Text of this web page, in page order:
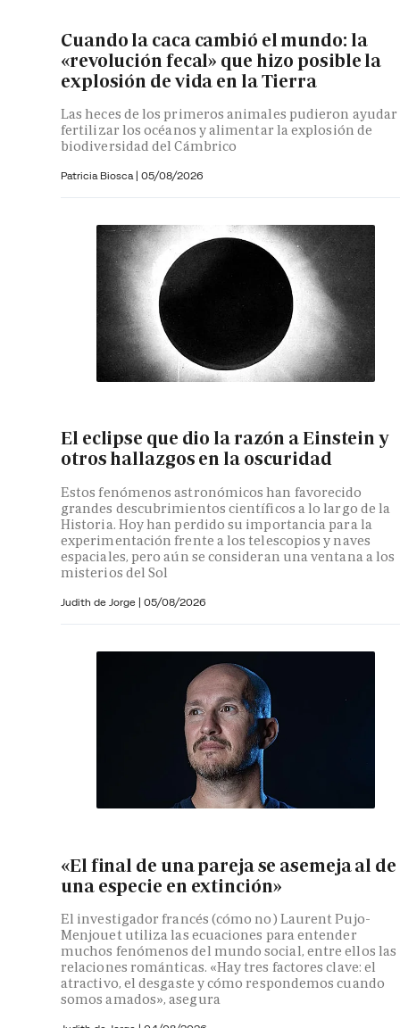
Cuando la caca cambió el mundo: la
«revolución fecal» que hizo posible la
explosión de vida en la Tierra
Las heces de los primeros animales pudieron ayudar
fertilizar los océanos y alimentar la explosión de
biodiversidad del Cámbrico
Patricia Biosca | 05/08/2026
El eclipse que dio la razón a Einstein y
otros hallazgos en la oscuridad
Estos fenómenos astronómicos han favorecido
grandes descubrimientos científicos a lo largo de la
Historia. Hoy han perdido su importancia para la
experimentación frente a los telescopios y naves
espaciales, pero aún se consideran una ventana a los
misterios del Sol
Judith de Jorge | 05/08/2026
«El final de una pareja se asemeja al de
una especie en extinción»
El investigador francés (cómo no) Laurent Pujo-
Menjouet utiliza las ecuaciones para entender
muchos fenómenos del mundo social, entre ellos las
relaciones románticas. «Hay tres factores clave: el
atractivo, el desgaste y cómo respondemos cuando
somos amados», asegura